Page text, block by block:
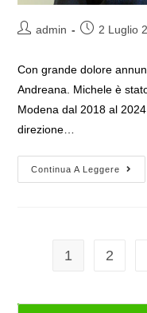
Autoreadmin
Articolo2 Luglio
Con grande dolore
Andreana. Michele è
Modena dal 2018 al
direzione…
Continua A Leggere
Auser
1 2